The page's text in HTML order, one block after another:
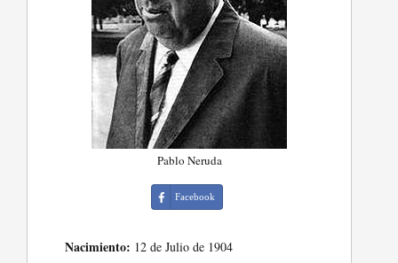
Pablo Neruda
Facebook
Nacimiento: 12 de Julio de 1904